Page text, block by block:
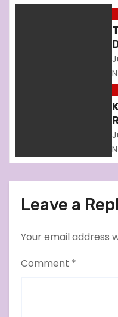
Leave a
Your email address
Comment *